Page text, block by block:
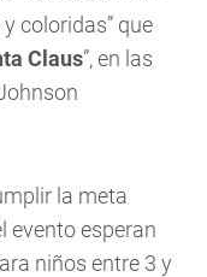
coloridas” que
Claus”, en las
la meta
evento esperan
niños entre 3 y